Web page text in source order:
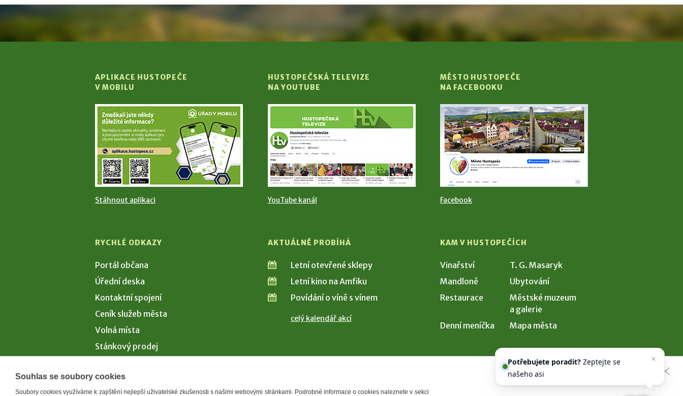
APLIKACE HUSTOPEČE
V MOBILU
Stáhnout aplikaci
HUSTOPEČSKÁ TELEVIZE
NA YOUTUBE
YouTube kanál
MĚSTO HUSTOPEČE
NA FACEBOOKU
Facebook
RYCHLÉ ODKAZY
Portál občana
Úřední deska
Kontaktní spojení
Ceník služeb města
Volná místa
Stánkový prodej
AKTUÁLNĚ PROBÍHÁ
Letní otevřené sklepy
Letní kino na Amfiku
Povídání o víně s vínem
celý kalendář akcí
KAM V HUSTOPEČÍCH
Vinařství
T. G. Masaryk
Mandloně
Ubytování
Restaurace
Městské muzeum
a galerie
Denní meníčka
Mapa města
Souhlas se soubory cookies
Soubory cookies využíváme k zajištění nejlepší uživatelské zkušenosti s našimi webovými stránkami. Podrobné informace o cookies naleznete v sekci
Potřebujete poradit?Zeptejte se
našeho asistenta